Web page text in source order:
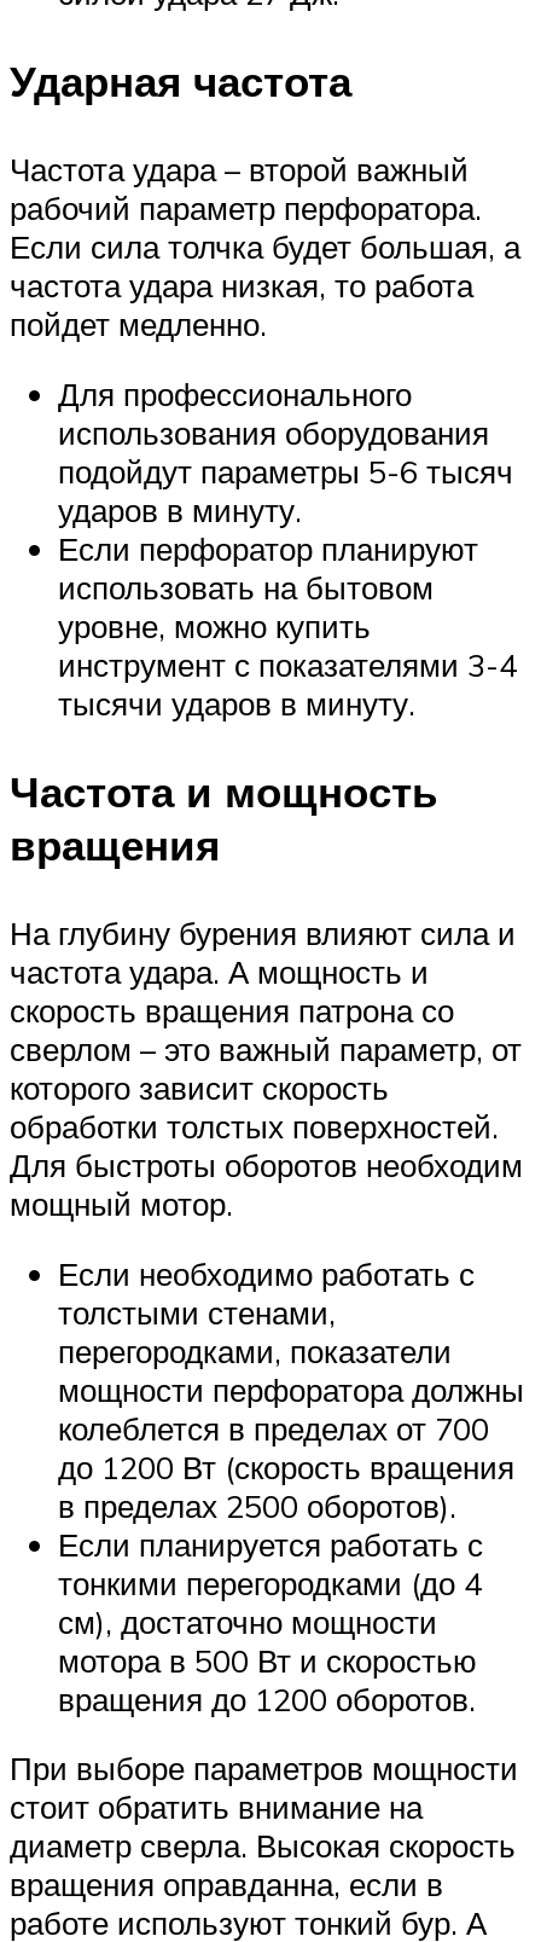
Ударная частота
Частота удара – второй важный
рабочий параметр перфоратора.
Если сила толчка будет большая, а
частота удара низкая, то работа
пойдет медленно.
Для профессионального
использования оборудования
подойдут параметры 5-6 тысяч
ударов в минуту.
Если перфоратор планируют
использовать на бытовом
уровне, можно купить
инструмент с показателями 3-4
тысячи ударов в минуту.
Частота и мощность
вращения
На глубину бурения влияют сила и
частота удара. А мощность и
скорость вращения патрона со
сверлом – это важный параметр, от
которого зависит скорость
обработки толстых поверхностей.
Для быстроты оборотов необходим
мощный мотор.
Если необходимо работать с
толстыми стенами,
перегородками, показатели
мощности перфоратора должны
колеблется в пределах от 700
до 1200 Вт (скорость вращения
в пределах 2500 оборотов).
Если планируется работать с
тонкими перегородками (до 4
см), достаточно мощности
мотора в 500 Вт и скоростью
вращения до 1200 оборотов.
При выборе параметров мощности
стоит обратить внимание на
диаметр сверла. Высокая скорость
вращения оправданна, если в
работе используют тонкий бур. А